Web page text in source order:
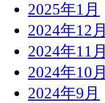
2025年1月
2024年12月
2024年11月
2024年10月
2024年9月